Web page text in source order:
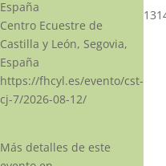
España
Centro Ecuestre de
Castilla y León, Segovia,
España
https://fhcyl.es/evento/cst-
cj-7/2026-08-12/
Más detalles de este
13